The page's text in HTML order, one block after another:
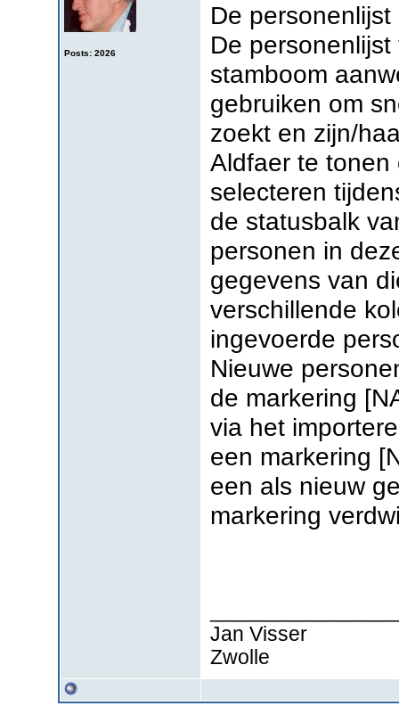
Posts: 2026
De
De
stamboom
gebruiken om
zoekt en zijn/
Aldfaer te
selecteren
de statusbalk
personen in
gegevens van
verschillende
ingevoerde
Nieuwe
de markering
via het
een markering
een als nieuw
markering
Jan Visser
Zwolle